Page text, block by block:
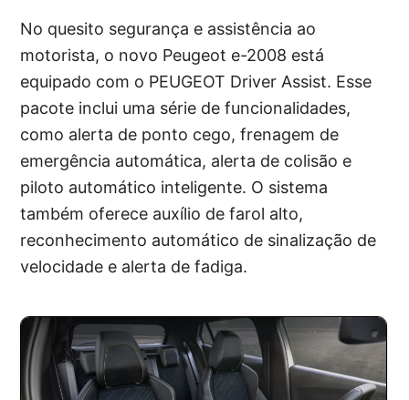
No quesito segurança e assistência ao
motorista, o novo Peugeot e-2008 está
equipado com o PEUGEOT Driver Assist. Esse
pacote inclui uma série de funcionalidades,
como alerta de ponto cego, frenagem de
emergência automática, alerta de colisão e
piloto automático inteligente. O sistema
também oferece auxílio de farol alto,
reconhecimento automático de sinalização de
velocidade e alerta de fadiga.